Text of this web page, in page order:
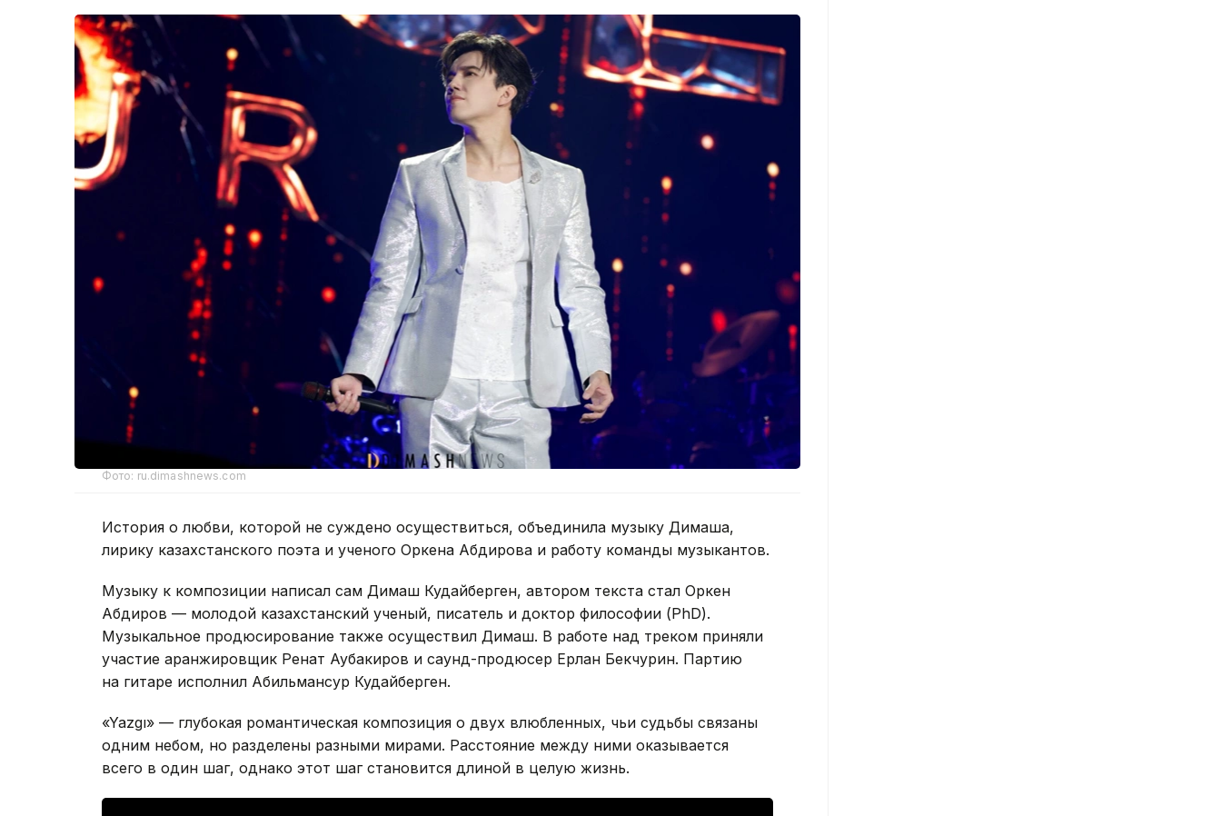
Фото: ru.dimashnews.com
История о любви, которой не суждено осуществиться, объединила музыку Димаша,
лирику казахстанского поэта и ученого Оркена Абдирова и работу команды музыкантов.
Музыку к композиции написал сам Димаш Кудайберген, автором текста стал Оркен
Абдиров — молодой казахстанский ученый, писатель и доктор философии (PhD).
Музыкальное продюсирование также осуществил Димаш. В работе над треком приняли
участие аранжировщик Ренат Аубакиров и саунд-продюсер Ерлан Бекчурин. Партию
на гитаре исполнил Абильмансур Кудайберген.
«Yazgı» — глубокая романтическая композиция о двух влюбленных, чьи судьбы связаны
одним небом, но разделены разными мирами. Расстояние между ними оказывается
всего в один шаг, однако этот шаг становится длиной в целую жизнь.